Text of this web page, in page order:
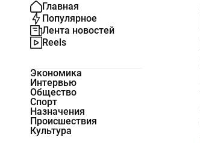
Главная
Популярное
Лента новостей
Reels
Экономика
Интервью
Общество
Спорт
Назначения
Происшествия
Культура